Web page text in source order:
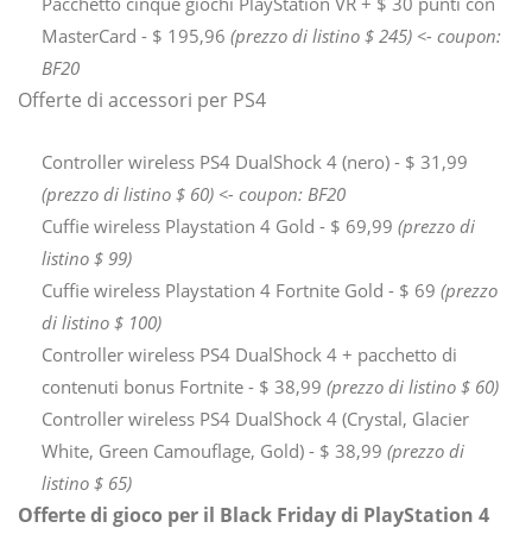
MasterCard - $ 195,96 (prezzo di listino $ 245) <- coupon:
BF20
Offerte di accessori per PS4
Controller wireless PS4 DualShock 4 (nero) - $ 31,99
(prezzo di listino $ 60) <- coupon: BF20
Cuffie wireless Playstation 4 Gold - $ 69,99 (prezzo di
listino $ 99)
Cuffie wireless Playstation 4 Fortnite Gold - $ 69 (prezzo
di listino $ 100)
Controller wireless PS4 DualShock 4 + pacchetto di
contenuti bonus Fortnite - $ 38,99 (prezzo di listino $ 60)
Controller wireless PS4 DualShock 4 (Crystal, Glacier
White, Green Camouflage, Gold) - $ 38,99 (prezzo di
listino $ 65)
Offerte di gioco per il Black Friday di PlayStation 4